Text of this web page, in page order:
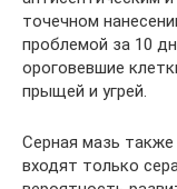
точечном
проблемой за 10
ороговевшие
прыщей и угрей.
Серная мазь также
входят только